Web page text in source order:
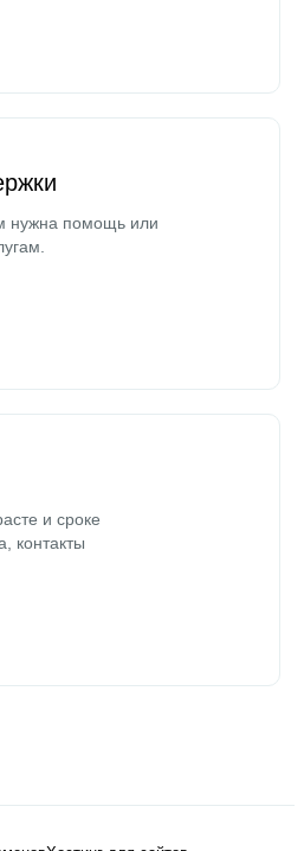
нужна помощь или
и сроке
контакты